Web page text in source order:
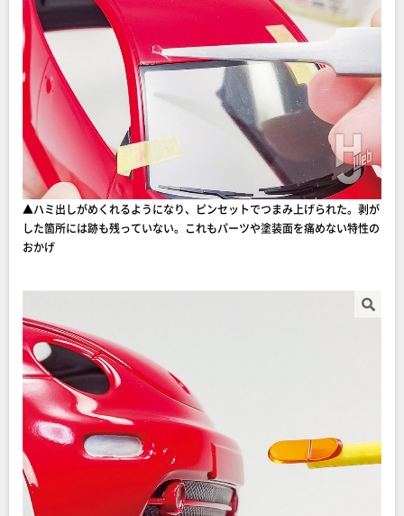
▲ハミ出しがめくれるようになり、ピンセットでつまみ上げられた。剥が
した箇所には跡も残っていない。これもパーツや塗装面を痛めない特性の
おかげ